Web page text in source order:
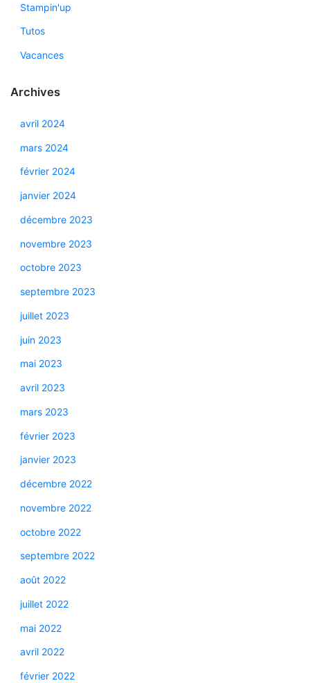
Stampin'up
Tutos
Vacances
Archives
avril 2024
mars 2024
février 2024
janvier 2024
décembre 2023
novembre 2023
octobre 2023
septembre 2023
juillet 2023
juin 2023
mai 2023
avril 2023
mars 2023
février 2023
janvier 2023
décembre 2022
novembre 2022
octobre 2022
septembre 2022
août 2022
juillet 2022
mai 2022
avril 2022
février 2022